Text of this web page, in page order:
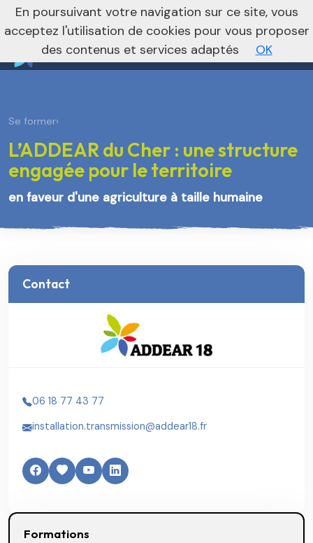
Vers le site régional Vers le site national
nivo_2026: 1
Se former›
L’ADDEAR du Cher : une structure
engagée pour le territoire
en faveur d'une agriculture à taille humaine
Contact
06 18 77 43 77
installation.transmission@addear18.fr
Formations
En poursuivant votre navigation sur ce site, vous
acceptez l'utilisation de cookies pour vous proposer
des contenus et services adaptés
OK